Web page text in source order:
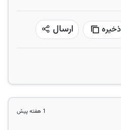
ذخیره ارسال
1 هفته پیش